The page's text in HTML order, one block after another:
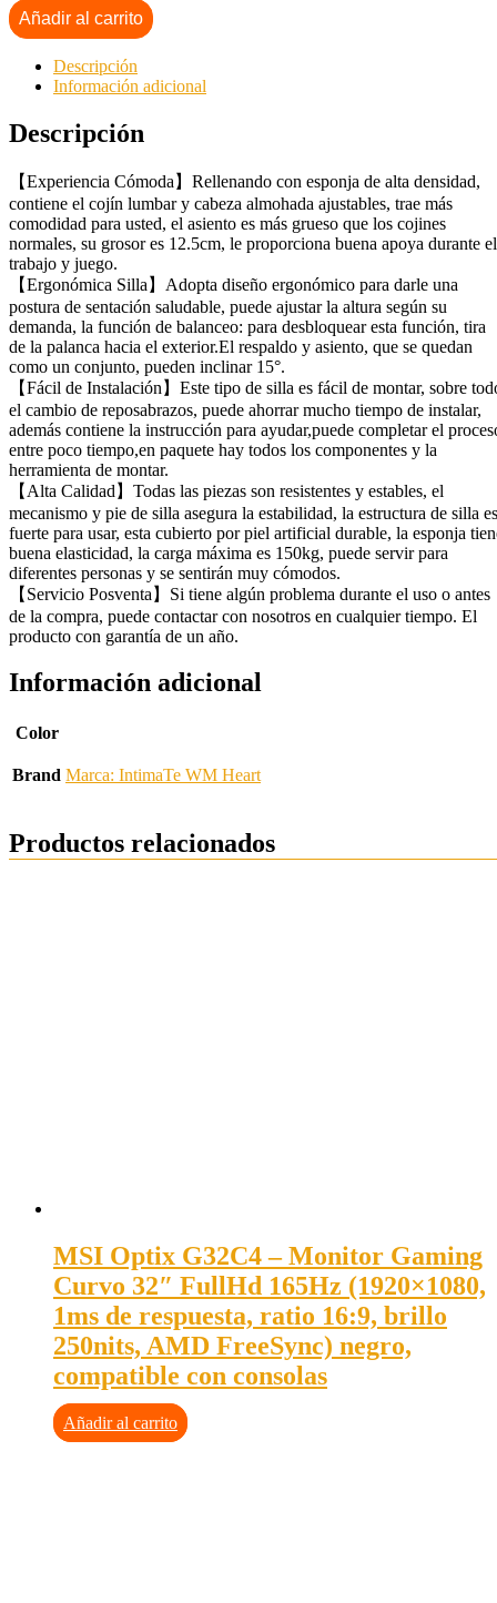
Añadir al carrito
Descripción
Información adicional
Descripción
【Experiencia Cómoda】Rellenando con esponja de alta densidad,
contiene el cojín lumbar y cabeza almohada ajustables, trae más
comodidad para usted, el asiento es más grueso que los cojines
normales, su grosor es 12.5cm, le proporciona buena apoya durante el
trabajo y juego.
【Ergonómica Silla】Adopta diseño ergonómico para darle una
postura de sentación saludable, puede ajustar la altura según su
demanda, la función de balanceo: para desbloquear esta función, tira
de la palanca hacia el exterior.El respaldo y asiento, que se quedan
como un conjunto, pueden inclinar 15°.
【Fácil de Instalación】Este tipo de silla es fácil de montar, sobre
el cambio de reposabrazos, puede ahorrar mucho tiempo de instalar,
además contiene la instrucción para ayudar,puede completar el
entre poco tiempo,en paquete hay todos los componentes y la
herramienta de montar.
【Alta Calidad】Todas las piezas son resistentes y estables, el
mecanismo y pie de silla asegura la estabilidad, la estructura de silla es
fuerte para usar, esta cubierto por piel artificial durable, la esponja
buena elasticidad, la carga máxima es 150kg, puede servir para
diferentes personas y se sentirán muy cómodos.
【Servicio Posventa】Si tiene algún problema durante el uso o antes
de la compra, puede contactar con nosotros en cualquier tiempo. El
producto con garantía de un año.
Información adicional
Color
Brand Marca: IntimaTe WM Heart
Productos relacionados
MSI Optix G32C4 – Monitor Gaming
Curvo 32″ FullHd 165Hz (1920×1080,
1ms de respuesta, ratio 16:9, brillo
250nits, AMD FreeSync) negro,
compatible con consolas
Añadir al carrito